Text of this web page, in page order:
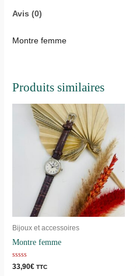
Avis (0)
Montre femme
Produits similaires
Bijoux et accessoires
Montre femme
Note
0
33,90€ TTC